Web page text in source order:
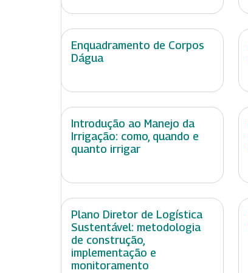
Enquadramento de Corpos
Dágua
Introdução ao Manejo da
Irrigação: como, quando e
quanto irrigar
Plano Diretor de Logística
Sustentável: metodologia
de construção,
implementação e
monitoramento